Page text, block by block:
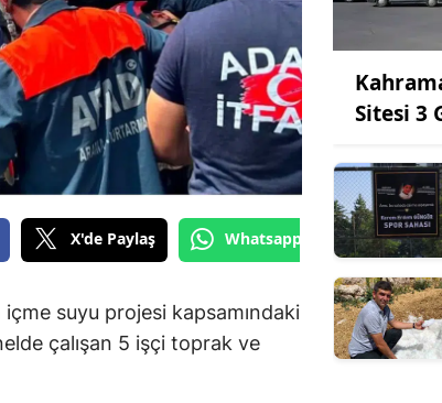
X'de Paylaş Whatsapp'tan Gönder
suyu projesi kapsamındaki
çalışan 5 işçi toprak ve
Sitesi 3